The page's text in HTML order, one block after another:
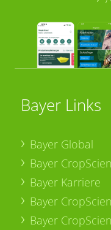
Bayer Links
Bayer Global
Bayer
Bayer Karriere
Bayer
Bayer